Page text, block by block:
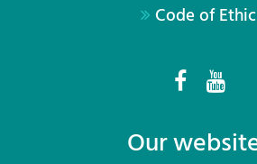
Code of
Our